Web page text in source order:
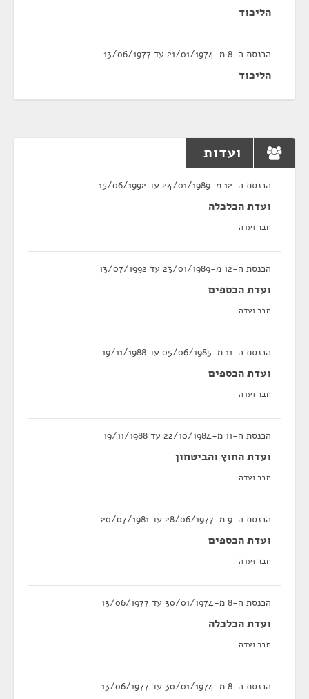
הליכוד
הכנסת ה-8 מ-21/01/1974 עד 13/06/1977
הליכוד
ועדות
הכנסת ה-12 מ-24/01/1989 עד 15/06/1992
ועדת הכלכלה
חבר ועדה
הכנסת ה-12 מ-23/01/1989 עד 13/07/1992
ועדת הכספים
חבר ועדה
הכנסת ה-11 מ-05/06/1985 עד 19/11/1988
ועדת הכספים
חבר ועדה
הכנסת ה-11 מ-22/10/1984 עד 19/11/1988
ועדת החוץ והביטחון
חבר ועדה
הכנסת ה-9 מ-28/06/1977 עד 20/07/1981
ועדת הכספים
חבר ועדה
הכנסת ה-8 מ-30/01/1974 עד 13/06/1977
ועדת הכלכלה
חבר ועדה
הכנסת ה-8 מ-30/01/1974 עד 13/06/1977